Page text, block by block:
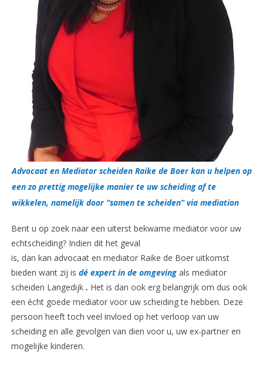
Advocaat en Mediator scheiden Raike de Boer kan u helpen op
een zo prettig mogelijke manier te uw scheiding af te
wikkelen, namelijk door “samen te scheiden” via mediation
Bent u op zoek naar een uiterst bekwame mediator voor uw
echtscheiding? Indien dit het geval
is, dan kan advocaat en mediator Raike de Boer uitkomst
bieden want zij is dé expert in de omgevingals mediator
scheiden Langedijk . Het is dan ook erg belangrijk om dus ook
een écht goede mediator voor uw scheiding te hebben. Deze
persoon heeft toch veel invloed op het verloop van uw
scheiding en alle gevolgen van dien voor u, uw ex-partner en
mogelijke kinderen.